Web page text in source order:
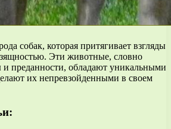
собак, которая притягивает взгляды
Эти животные, словно
и преданности, обладают уникальными
их непревзойденными в своем